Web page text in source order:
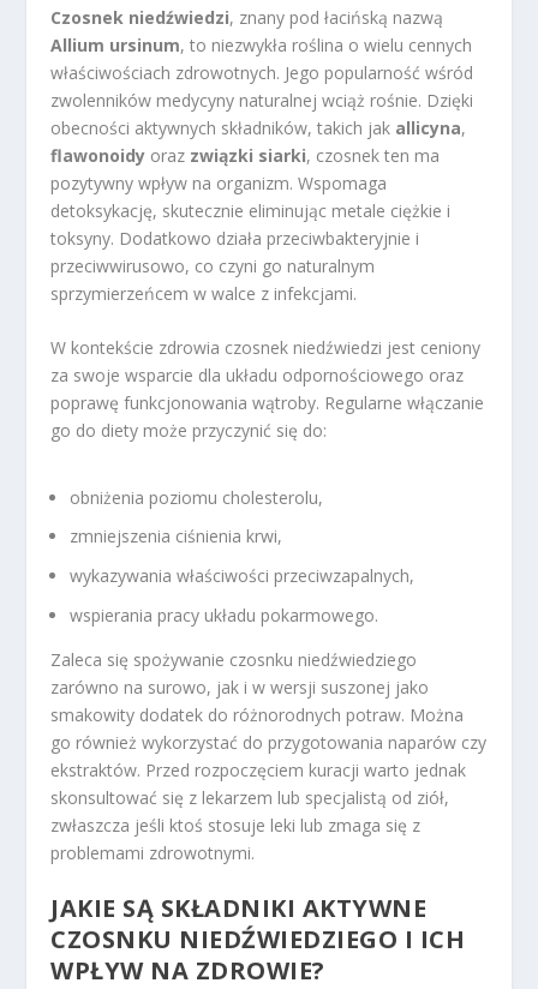
Czosnek niedźwiedzi, znany pod łacińską nazwą
Allium ursinum, to niezwykła roślina o wielu cennych
właściwościach zdrowotnych. Jego popularność wśród
zwolenników medycyny naturalnej wciąż rośnie. Dzięki
obecności aktywnych składników, takich jak allicyna,
flawonoidy oraz związki siarki, czosnek ten ma
pozytywny wpływ na organizm. Wspomaga
detoksykację, skutecznie eliminując metale ciężkie i
toksyny. Dodatkowo działa przeciwbakteryjnie i
przeciwwirusowo, co czyni go naturalnym
sprzymierzeńcem w walce z infekcjami.
W kontekście zdrowia czosnek niedźwiedzi jest ceniony
za swoje wsparcie dla układu odpornościowego oraz
poprawę funkcjonowania wątroby. Regularne włączanie
go do diety może przyczynić się do:
obniżenia poziomu cholesterolu,
zmniejszenia ciśnienia krwi,
wykazywania właściwości przeciwzapalnych,
wspierania pracy układu pokarmowego.
Zaleca się spożywanie czosnku niedźwiedziego
zarówno na surowo, jak i w wersji suszonej jako
smakowity dodatek do różnorodnych potraw. Można
go również wykorzystać do przygotowania naparów czy
ekstraktów. Przed rozpoczęciem kuracji warto jednak
skonsultować się z lekarzem lub specjalistą od ziół,
zwłaszcza jeśli ktoś stosuje leki lub zmaga się z
problemami zdrowotnymi.
JAKIE SĄ SKŁADNIKI AKTYWNE
CZOSNKU NIEDŹWIEDZIEGO I ICH
WPŁYW NA ZDROWIE?